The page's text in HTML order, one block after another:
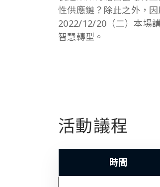
性供應鏈？除此之外，
2022/12/20（二）本場
智慧轉型。
活動議程
時間